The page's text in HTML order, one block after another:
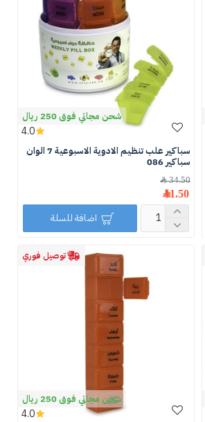
شحن مجاني فوق 250 ريال
سباكير علب تنظيم الادوية الاسبوعية 7 الوان
سباكير 086
11.50 ﷼
34.50 ﷼
4.0
اضافة للسلة
توصيل فوري
شحن مجاني فوق 250 ريال
4.0